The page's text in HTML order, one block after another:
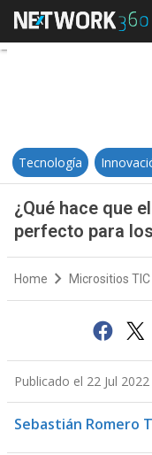
Tecnología
¿Qué hace que
perfecto para
Home Micrositios TIC
Publicado el 22 Jul 2022
Sebastián Romero